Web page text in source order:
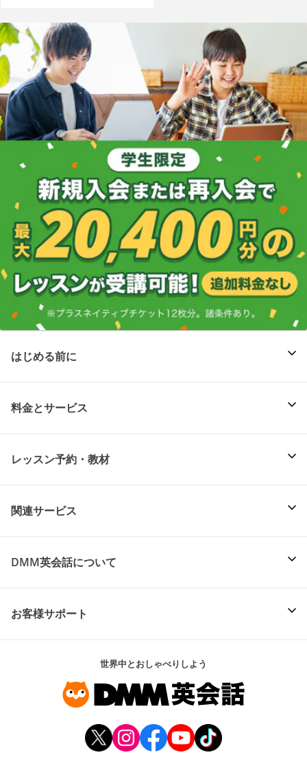
はじめる前に
料金とサービス
レッスン予約・教材
関連サービス
DMM英会話について
お客様サポート
世界中とおしゃべりしよう